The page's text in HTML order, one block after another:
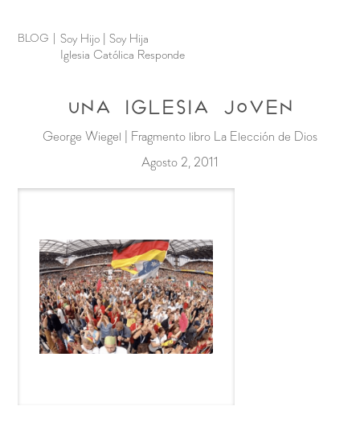
BLOG
Soy Hijo | Soy Hija
Iglesia Católica Responde
Una Iglesia joven
George Wiegel | Fragmento libro La Elección de Dios
Agosto 2, 2011